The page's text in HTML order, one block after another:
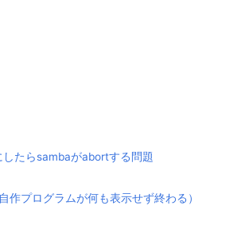
したらsambaがabortする問題
作プログラムが何も表示せず終わる）